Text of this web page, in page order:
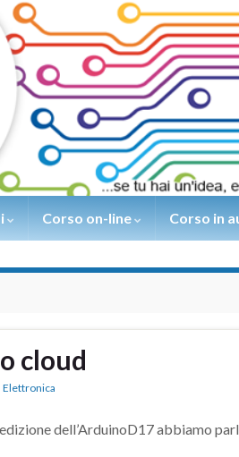
Corso on-line Corso in
cloud
Elettronica
dell’ArduinoD17 abbiamo